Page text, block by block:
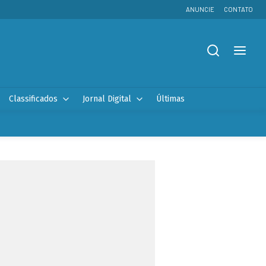
ANUNCIE CONTATO
Classificados Jornal Digital Últimas